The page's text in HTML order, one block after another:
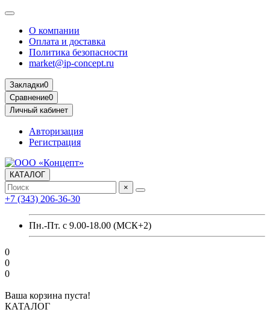
О компании
Оплата и доставка
Политика безопасности
market@ip-concept.ru
Закладки0
Сравнение0
Личный кабинет
Авторизация
Регистрация
КАТАЛОГ
×
+7 (343) 206-36-30
Пн.-Пт. с 9.00-18.00 (МСК+2)
0
0
0
Ваша корзина пуста!
КАТАЛОГ